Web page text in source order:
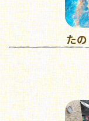
た